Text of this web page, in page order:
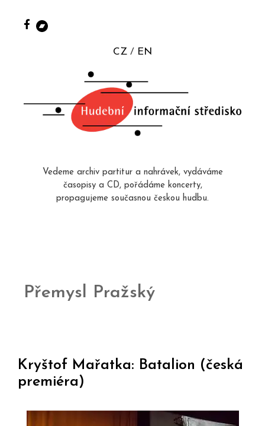
CZ EN
Vedeme archiv partitur a nahrávek, vydáváme
časopisy a CD, pořádáme koncerty,
propagujeme současnou českou hudbu.
Přemysl Pražský
Kryštof Mařatka: Batalion (česká
premiéra)